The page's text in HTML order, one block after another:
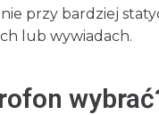
przy bardziej
lub wywiadach.